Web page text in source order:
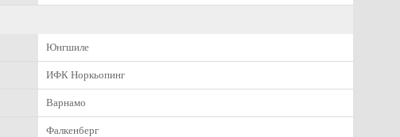
Юнгшиле
ИФК Норкьопинг
Варнамо
Фалкенберг